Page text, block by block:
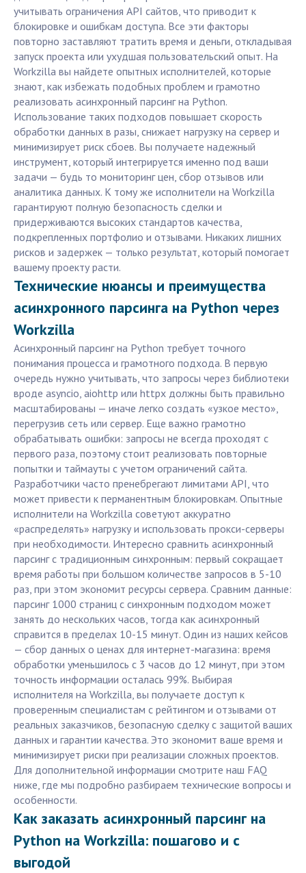
учитывать ограничения API сайтов, что приводит к
блокировке и ошибкам доступа. Все эти факторы
повторно заставляют тратить время и деньги, откладывая
запуск проекта или ухудшая пользовательский опыт. На
Workzilla вы найдете опытных исполнителей, которые
знают, как избежать подобных проблем и грамотно
реализовать асинхронный парсинг на Python.
Использование таких подходов повышает скорость
обработки данных в разы, снижает нагрузку на сервер и
минимизирует риск сбоев. Вы получаете надежный
инструмент, который интегрируется именно под ваши
задачи — будь то мониторинг цен, сбор отзывов или
аналитика данных. К тому же исполнители на Workzilla
гарантируют полную безопасность сделки и
придерживаются высоких стандартов качества,
подкрепленных портфолио и отзывами. Никаких лишних
рисков и задержек — только результат, который помогает
вашему проекту расти.
Технические нюансы и преимущества
асинхронного парсинга на Python через
Workzilla
Асинхронный парсинг на Python требует точного
понимания процесса и грамотного подхода. В первую
очередь нужно учитывать, что запросы через библиотеки
вроде asyncio, aiohttp или httpx должны быть правильно
масштабированы — иначе легко создать «узкое место»,
перегрузив сеть или сервер. Еще важно грамотно
обрабатывать ошибки: запросы не всегда проходят с
первого раза, поэтому стоит реализовать повторные
попытки и таймауты с учетом ограничений сайта.
Разработчики часто пренебрегают лимитами API, что
может привести к перманентным блокировкам. Опытные
исполнители на Workzilla советуют аккуратно
«распределять» нагрузку и использовать прокси-серверы
при необходимости. Интересно сравнить асинхронный
парсинг с традиционным синхронным: первый сокращает
время работы при большом количестве запросов в 5-10
раз, при этом экономит ресурсы сервера. Сравним данные:
парсинг 1000 страниц с синхронным подходом может
занять до нескольких часов, тогда как асинхронный
справится в пределах 10-15 минут. Один из наших кейсов
— сбор данных о ценах для интернет-магазина: время
обработки уменьшилось с 3 часов до 12 минут, при этом
точность информации осталась 99%. Выбирая
исполнителя на Workzilla, вы получаете доступ к
проверенным специалистам с рейтингом и отзывами от
реальных заказчиков, безопасную сделку с защитой ваших
данных и гарантии качества. Это экономит ваше время и
минимизирует риски при реализации сложных проектов.
Для дополнительной информации смотрите наш FAQ
ниже, где мы подробно разбираем технические вопросы и
особенности.
Как заказать асинхронный парсинг на
Python на Workzilla: пошагово и с
выгодой